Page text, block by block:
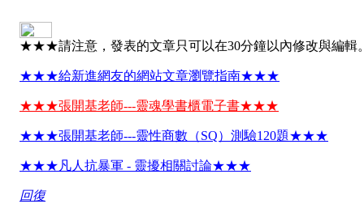
★★★請注意，發表的文章只可以在30分鐘以內修改與編
★★★給新進網友的網站文章瀏覽指南★★★
★★★張開基老師---靈魂學書櫃電子書★★★
★★★張開基老師---靈性商數（SQ）測驗120題★★★
★★★凡人抗暴軍 - 靈擾相關討論★★★
回復